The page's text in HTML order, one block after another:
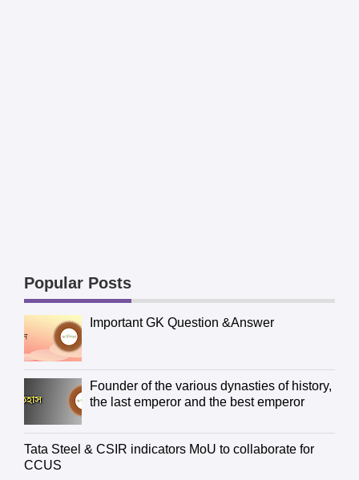
Popular Posts
Important GK Question &Answer
Founder of the various dynasties of history,
the last emperor and the best emperor
Tata Steel & CSIR indicators MoU to collaborate for
CCUS